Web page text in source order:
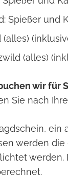
Spießer und
(alles)
(alles)
wir für
Sie nach
ein
werden
werden.